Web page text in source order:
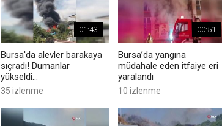
01:43
Bursa'da alevler barakaya
sıçradı! Dumanlar
yükseldi...
35 izlenme
00:51
Bursa’da yangına
müdahale eden itfaiye eri
yaralandı
10 izlenme